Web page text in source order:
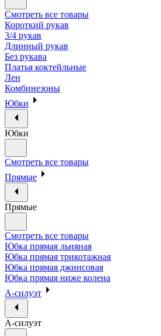
Смотреть все товары
Короткий рукав
3/4 рукав
Длинный рукав
Без рукава
Платья коктейльные
Лен
Комбинезоны
Юбки
Юбки
Смотреть все товары
Прямые
Прямые
Смотреть все товары
Юбка прямая льняная
Юбка прямая трикотажная
Юбка прямая джинсовая
Юбка прямая ниже колена
А-силуэт
А-силуэт